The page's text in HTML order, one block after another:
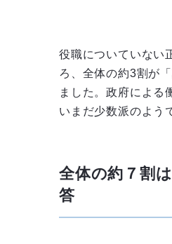
役職についていない
ろ、全体の約3割が
ました。政府による
いまだ少数派のよう
全体の約７割
答